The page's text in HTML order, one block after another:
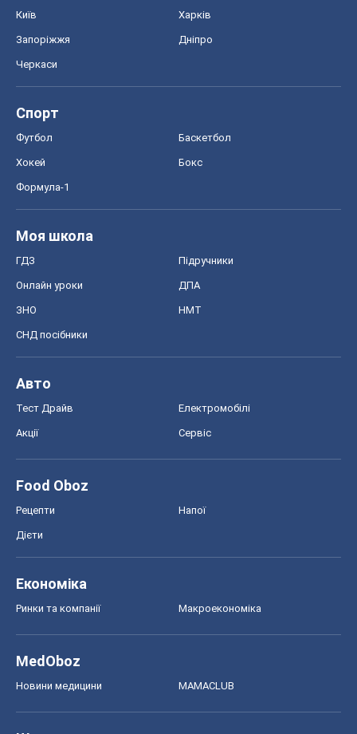
Київ Харків
Запоріжжя Дніпро
Черкаси
Спорт
Футбол Баскетбол
Хокей Бокс
Формула-1
Моя школа
ГДЗ Підручники
Онлайн уроки ДПА
ЗНО НМТ
СНД посібники
Авто
Тест Драйв Електромобілі
Акції Сервіс
Food Oboz
Рецепти Напої
Дієти
Економіка
Ринки та компанії Макроекономіка
MedOboz
Новини медицини MAMACLUB